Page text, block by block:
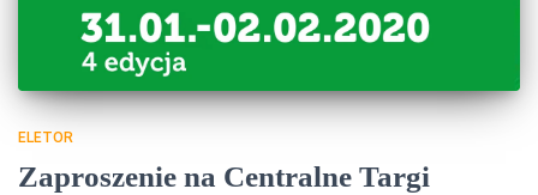
ELETOR
Zaproszenie na Centralne Targi